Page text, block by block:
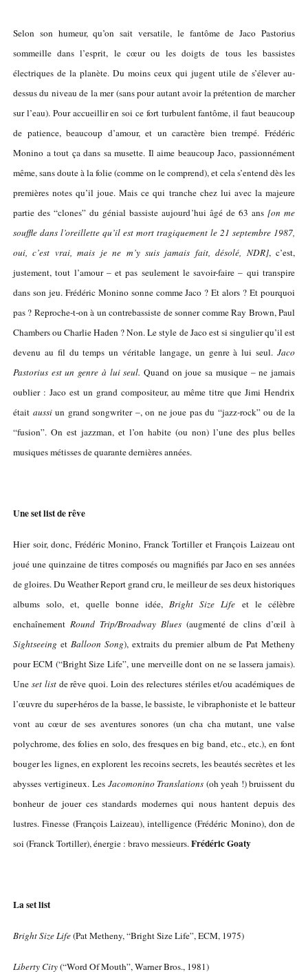
Selon son humeur, qu’on sait versatile, le fantôme de Jaco Pastorius
sommeille dans l’esprit, le cœur ou les doigts de tous les bassistes
électriques de la planète. Du moins ceux qui jugent utile de s’élever au-
dessus du niveau de la mer (sans pour autant avoir la prétention de marcher
sur l’eau). Pour accueillir en soi ce fort turbulent fantôme, il faut beaucoup
de patience, beaucoup d’amour, et un caractère bien trempé. Frédéric
Monino a tout ça dans sa musette. Il aime beaucoup Jaco, passionnément
même, sans doute à la folie (comme on le comprend), et cela s’entend dès les
premières notes qu’il joue. Mais ce qui tranche chez lui avec la majeure
partie des “clones” du génial bassiste aujourd’hui âgé de 63 ans [on me
souffle dans l’oreillette qu’il est mort tragiquement le 21 septembre 1987,
oui, c’est vrai, mais je ne m’y suis jamais fait, désolé, NDR], c’est,
justement, tout l’amour – et pas seulement le savoir-faire – qui transpire
dans son jeu. Frédéric Monino sonne comme Jaco ? Et alors ? Et pourquoi
pas ? Reproche-t-on à un contrebassiste de sonner comme Ray Brown, Paul
Chambers ou Charlie Haden ? Non. Le style de Jaco est si singulier qu’il est
devenu au fil du temps un véritable langage, un genre à lui seul. Jaco
Pastorius est un genre à lui seul. Quand on joue sa musique – ne jamais
oublier : Jaco est un grand compositeur, au même titre que Jimi Hendrix
était aussi un grand songwriter –, on ne joue pas du “jazz-rock” ou de la
“fusion”. On est jazzman, et l’on habite (ou non) l’une des plus belles
musiques métisses de quarante dernières années.
Une set list de rêve
Hier soir, donc, Frédéric Monino, Franck Tortiller et François Laizeau ont
joué une quinzaine de titres composés ou magnifiés par Jaco en ses années
de gloires. Du Weather Report grand cru, le meilleur de ses deux historiques
albums solo, et, quelle bonne idée,Bright Size Life et le célèbre
enchaînement Round Trip/Broadway Blues(augmenté de clins d’œil à
Sightseeing et Balloon Song), extraits du premier album de Pat Metheny
pour ECM (“Bright Size Life”, une merveille dont on ne se lassera jamais).
Une set list de rêve quoi. Loin des relectures stériles et/ou académiques de
l’œuvre du super-héros de la basse, le bassiste, le vibraphoniste et le batteur
vont au cœur de ses aventures sonores (un cha cha mutant, une valse
polychrome, des folies en solo, des fresques en big band, etc., etc.), en font
bouger les lignes, en explorent les recoins secrets, les beautés secrètes et les
abysses vertigineux.Les Jacomonino Translations (oh yeah !) bruissent du
bonheur de jouer ces standards modernes qui nous hantent depuis des
lustres. Finesse (François Laizeau), intelligence (Frédéric Monino), don de
soi (Franck Tortiller), énergie : bravo messieurs.Frédéric Goaty
La set list
Bright Size Life(Pat Metheny, “Bright Size Life”, ECM, 1975)
Liberty City(“Word Of Mouth”, Warner Bros., 1981)